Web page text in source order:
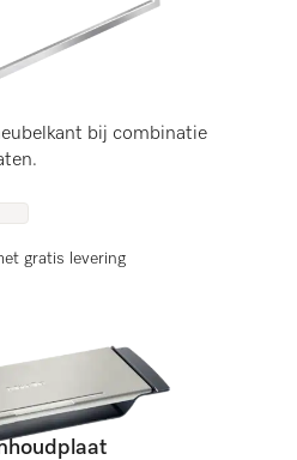
bij combinatie
gratis levering